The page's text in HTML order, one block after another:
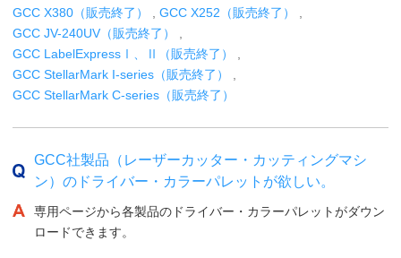
GCC X380（販売終了）
GCC X252（販売終了）
GCC JV-240UV（販売終了）
GCC LabelExpressⅠ、Ⅱ（販売終了）
GCC StellarMark I-series（販売終了）
GCC StellarMark C-series（販売終了）
GCC社製品（レーザーカッター・カッティングマシ
ン）のドライバー・カラーパレットが欲しい。
専用ページから各製品のドライバー・カラーパレットがダウン
ロードできます。